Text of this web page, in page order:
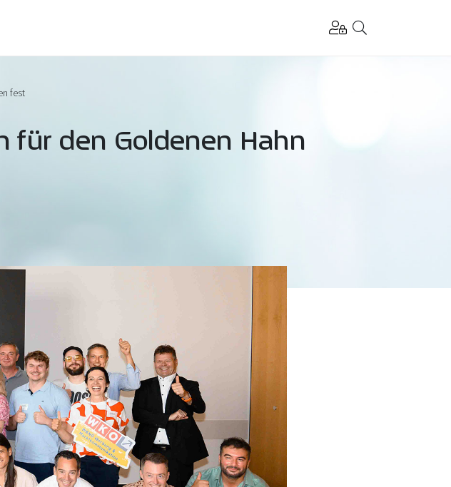
fest
für den Goldenen Hahn